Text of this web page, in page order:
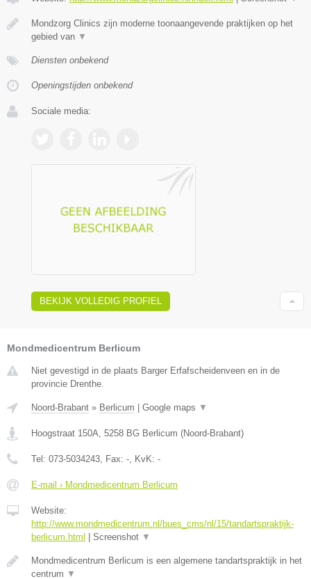
Mondzorg Clinics zijn moderne toonaangevende praktijken op het
gebied van ▼
Diensten onbekend
Openingstijden onbekend
Sociale media:
BEKIJK VOLLEDIG PROFIEL
Mondmedicentrum Berlicum
Niet gevestigd in de plaats Barger Erfafscheidenveen en in de
provincie Drenthe.
Noord-Brabant » Berlicum Google maps ▼
Hoogstraat 150A, 5258 BG Berlicum (Noord-Brabant)
Tel: 073-5034243, Fax: -, KvK: -
E-mail › Mondmedicentrum Berlicum
Website:
http://www.mondmedicentrum.nl/bues_cms/nl/15/tandartspraktijk-
berlicum.html
Screenshot ▼
Mondmedicentrum Berlicum is een algemene tandartspraktijk in het
centrum ▼